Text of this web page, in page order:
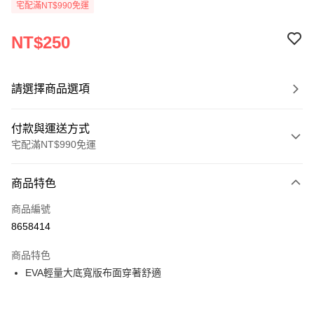
宅配滿NT$990免運
NT$250
請選擇商品選項
付款與運送方式
宅配滿NT$990免運
信用卡一次付款
LINE Pay
悠遊付
商品特色
商品編號
8658414
商品特色
EVA輕量大底寬版布面穿著舒適